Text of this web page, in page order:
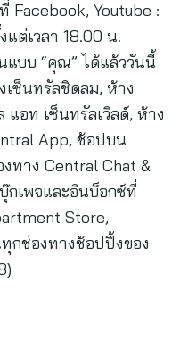
Facebook, Youtube :
ต่เวลา 18.00 น.
บบ “คุณ” ได้แล้ววันนี้
ซ็นทรัลชิดลม, ห้าง
แอท เซ็นทรัลเวิลด์, ห้าง
App, ช้อปบน
ทาง Central Chat &
เพจและอินบ็อกซ์ที่
Store,
กช่องทางช้อปปิ้งของ